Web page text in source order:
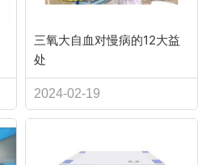
三氧大自血对慢病的12大益
处
2024-02-19